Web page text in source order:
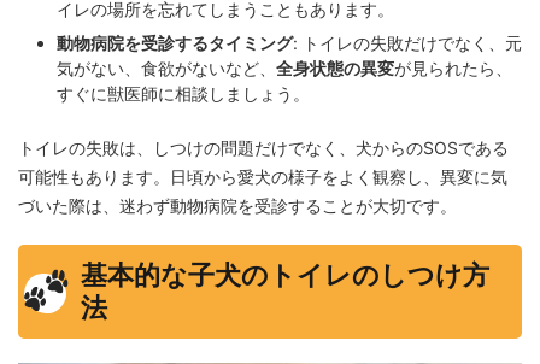
イレの場所を忘れてしまうこともあります。
動物病院を受診するタイミング: トイレの失敗だけでなく、元
気がない、食欲がないなど、 全身状態の異変が見られたら、
すぐに獣医師に相談しましょう。
トイレの失敗は、しつけの問題だけでなく、犬からのSOSである
可能性もあります。日頃から愛犬の様子をよく観察し、異変に気
づいた際は、迷わず動物病院を受診することが大切です。
基本的な子犬のトイレのしつけ方
法